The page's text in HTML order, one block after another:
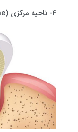
۴- ناحیه مرکزی (central zone )